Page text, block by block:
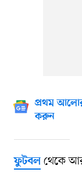
প্রথম
করুন
ফুটবলথেকে